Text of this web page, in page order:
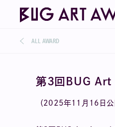
ALL AWARD
第3回BUG Art
（2025年11月16日公